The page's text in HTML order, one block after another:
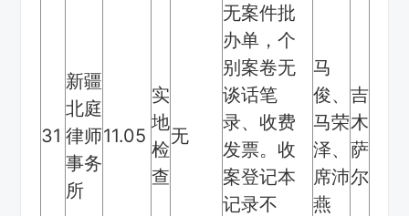
31
新疆
北庭
律师
事务
所
11.05
实
地
检
查
无
无案件批
办单，个
别案卷无
谈话笔
录、收费
发票。收
案登记本
记录不
马
俊、
马荣
泽、
席沛
燕
吉
木
萨
尔